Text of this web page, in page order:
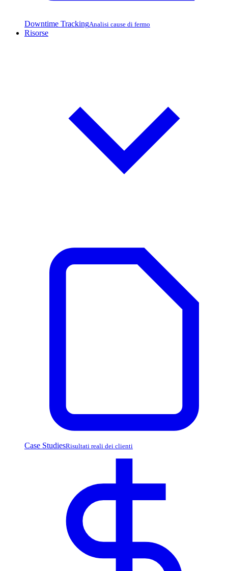
Downtime TrackingAnalisi cause di fermo
Risorse
Case StudiesRisultati reali dei clienti